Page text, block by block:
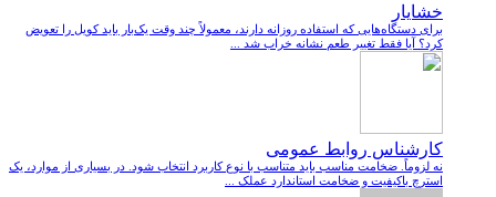
خشایار
برای دستگاه‌هایی که استفاده روزانه دارند، معمولاً چند وقت یک‌بار باید کویل را تعویض
کرد؟ آیا فقط تغییر طعم نشانه خراب شد ...
کارشناس روابط عمومی
نه لزوماً. ضخامت مناسب باید متناسب با نوع کاربرد انتخاب شود. در بسیاری از موارد، یک
استرچ باکیفیت و ضخامت استاندارد عملک ...